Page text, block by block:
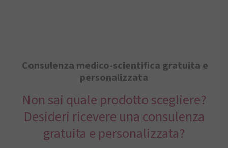
Consulenza medico-scientifica gratuita e
personalizzata
Non sai quale prodotto scegliere?
Desideri ricevere una consulenza
gratuita e personalizzata?